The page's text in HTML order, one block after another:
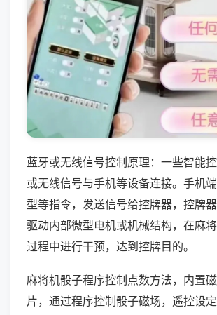
蓝牙或无线信号控制原理：一些智能
或无线信号与手机等设备连接。手机
型等指令，发送信号给控牌器，控牌
驱动内部微型电机或机械结构，在麻
过程中进行干预，达到控牌目的。
麻将机骰子程序控制点数方法，内置
片，通过程序控制骰子磁场，遥控设